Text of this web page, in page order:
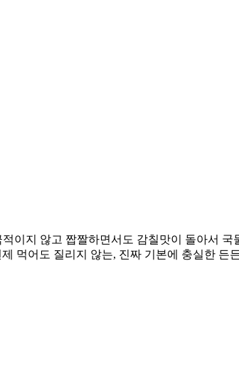
지 않고 짭짤하면서도 감칠맛이 돌아서 국
먹어도 질리지 않는, 진짜 기본에 충실한 든